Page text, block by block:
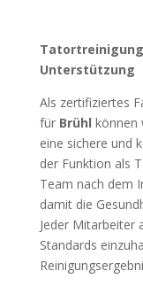
Unterstützung
Als zertifiziertes
für Brühl können
eine sichere und
der Funktion als
Team nach dem
damit die
Jeder Mitarbeiter
Standards